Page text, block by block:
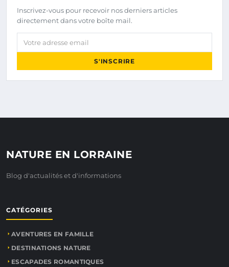
Inscrivez-vous pour recevoir nos derniers articles
directement dans votre boîte mail.
Votre adresse email
S'INSCRIRE
NATURE EN LORRAINE
Blog d'actualités et d'informations
CATÉGORIES
AVENTURES EN FAMILLE
DESTINATIONS NATURE
ESCAPADES ROMANTIQUES